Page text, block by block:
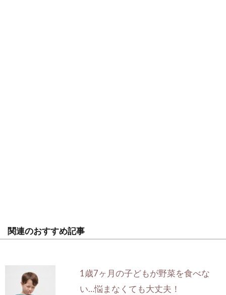
関連のおすすめ記事
1歳7ヶ月の子どもが野菜を食べな
い…悩まなくても大丈夫！